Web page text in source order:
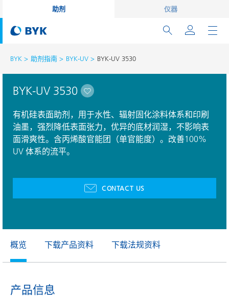
助剂 仪器
BYK 助剂指南 BYK-UV BYK-UV 3530
BYK-UV 3530
有机硅表面助剂，用于水性、辐射固化涂料体系和印刷
油墨，强烈降低表面张力，优异的底材润湿，不影响表
面滑爽性。含丙烯酸官能团（单官能度）。改善100%
UV 体系的流平。
CONTACT US
概览 下载产品资料 下载法规资料
产品信息